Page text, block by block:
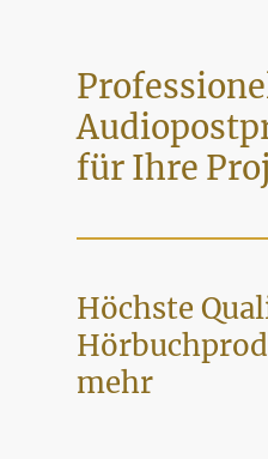
für Ihre
Höchste
mehr